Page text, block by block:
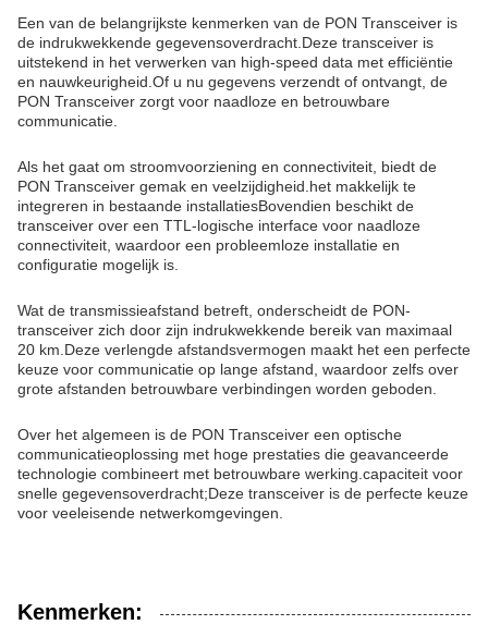
Een van de belangrijkste kenmerken van de PON Transceiver is
de indrukwekkende gegevensoverdracht.Deze transceiver is
uitstekend in het verwerken van high-speed data met efficiëntie
en nauwkeurigheid.Of u nu gegevens verzendt of ontvangt, de
PON Transceiver zorgt voor naadloze en betrouwbare
communicatie.
Als het gaat om stroomvoorziening en connectiviteit, biedt de
PON Transceiver gemak en veelzijdigheid.het makkelijk te
integreren in bestaande installatiesBovendien beschikt de
transceiver over een TTL-logische interface voor naadloze
connectiviteit, waardoor een probleemloze installatie en
configuratie mogelijk is.
Wat de transmissieafstand betreft, onderscheidt de PON-
transceiver zich door zijn indrukwekkende bereik van maximaal
20 km.Deze verlengde afstandsvermogen maakt het een perfecte
keuze voor communicatie op lange afstand, waardoor zelfs over
grote afstanden betrouwbare verbindingen worden geboden.
Over het algemeen is de PON Transceiver een optische
communicatieoplossing met hoge prestaties die geavanceerde
technologie combineert met betrouwbare werking.capaciteit voor
snelle gegevensoverdracht;Deze transceiver is de perfecte keuze
voor veeleisende netwerkomgevingen.
Kenmerken: